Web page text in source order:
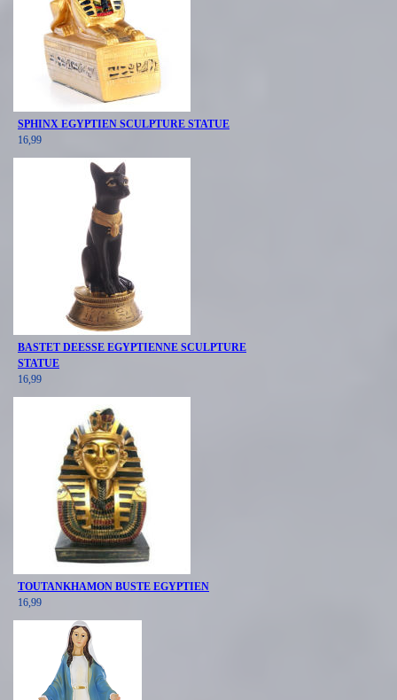
SPHINX EGYPTIEN SCULPTURE STATUE
16,99
BASTET DEESSE EGYPTIENNE SCULPTURE
STATUE
16,99
TOUTANKHAMON BUSTE EGYPTIEN
16,99